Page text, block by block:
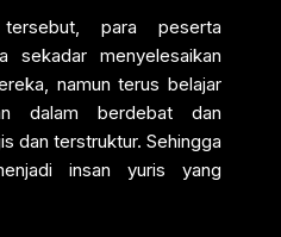
para peserta
sekadar menyelesaikan
namun terus belajar
dalam berdebat dan
dan terstruktur. Sehingga
insan yuris yang